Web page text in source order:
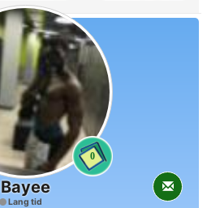
0
Bayee
Lang tid